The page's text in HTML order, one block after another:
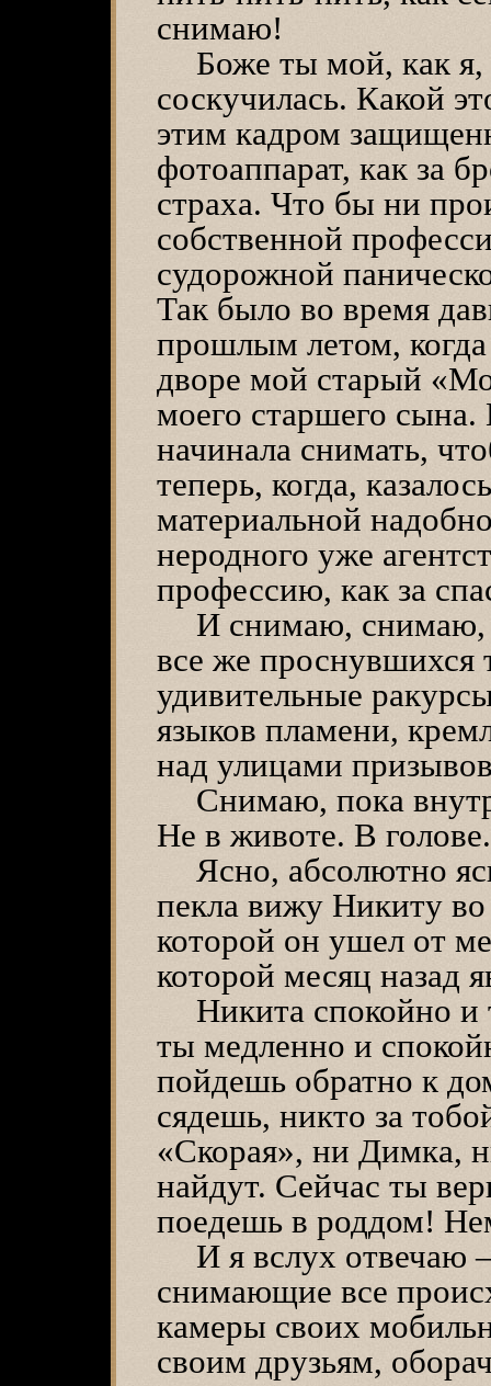
снимаю!
Боже ты мой, как я,
соскучилась. Какой
этим кадром
фотоаппарат, как за
страха. Что бы ни
собственной
судорожной
Так было во время
прошлым летом,
дворе мой старый
моего старшего
начинала снимать,
теперь, когда,
материальной
неродного уже
профессию, как за
И снимаю,
все же проснувшихся
удивительные
языков пламени,
над улицами
Снимаю, пока
Не в животе. В голове.
Ясно, абсолютно
пекла вижу Никиту
которой он ушел от
которой месяц назад
Никита спокойно и
ты медленно и
пойдешь обратно к
сядешь, никто за
«Скорая», ни Димка,
найдут. Сейчас ты
поедешь в роддом!
И я вслух отвечаю
снимающие все
камеры своих
своим друзьям,